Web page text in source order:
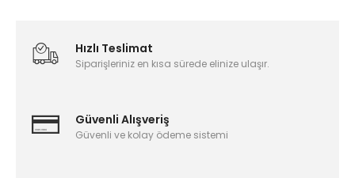
Hızlı Teslimat
Siparişleriniz en kısa sürede elinize ulaşır.
Güvenli Alışveriş
Güvenli ve kolay ödeme sistemi